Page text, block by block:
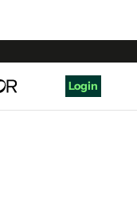
Login